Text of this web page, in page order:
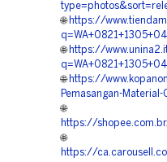
🌐 https://
🌐 https://
🌐 https://
Pemasangan-
🌐
https://
🌐
https://